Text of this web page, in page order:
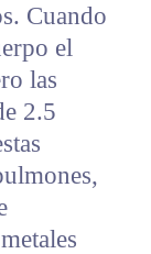
Cuando
el
las
2.5